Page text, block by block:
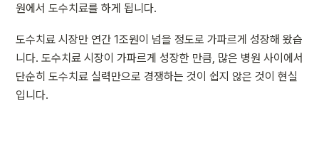
원에서 도수치료를 하게 됩니다.
도수치료 시장만 연간 1조원이 넘을 정도로 가파르게 성장해 왔습
니다. 도수치료 시장이 가파르게 성장한 만큼, 많은 병원 사이에서
단순히 도수치료 실력만으로 경쟁하는 것이 쉽지 않은 것이 현실
입니다.